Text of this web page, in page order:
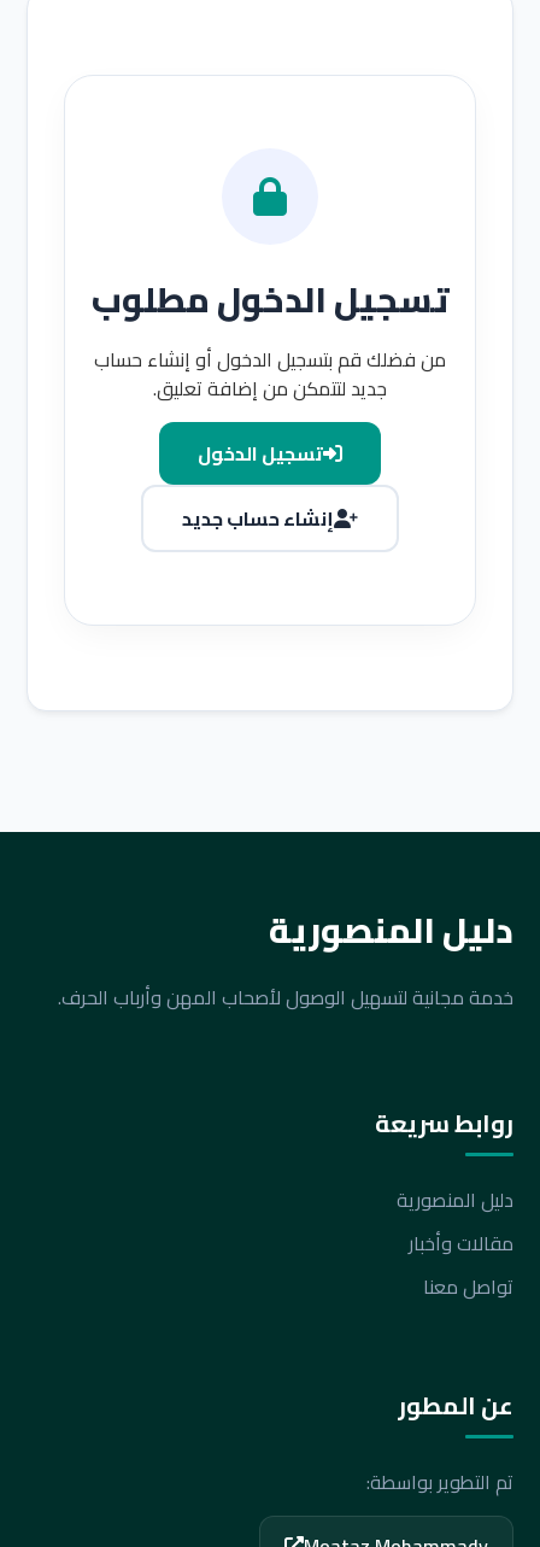
تسجيل الدخول مطلوب
من فضلك قم بتسجيل الدخول أو إنشاء حساب
جديد لتتمكن من إضافة تعليق.
تسجيل الدخول
إنشاء حساب جديد
دليل المنصورية
خدمة مجانية لتسهيل الوصول لأصحاب المهن وأرباب الحرف.
روابط سريعة
دليل المنصورية
مقالات وأخبار
تواصل معنا
عن المطور
تم التطوير بواسطة: